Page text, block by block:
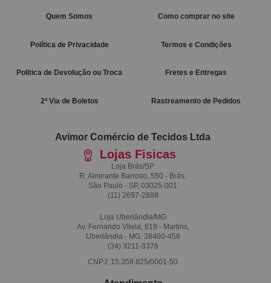
Quem Somos Como comprar no site
Política de Privacidade Termos e Condições
Politica de Devolução ou Troca Fretes e Entregas
2ª Via de Boletos Rastreamento de Pedidos
Avimor Comércio de Tecidos Ltda
Lojas Fisicas
Loja Brás/SP
R. Almirante Barroso, 550 - Brás,
São Paulo - SP, 03025-001
(11) 2697-2888
Loja Uberlândia/MG
Av. Fernando Vilela, 619 - Martins,
Uberlândia - MG, 38400-456
(34) 3211-3376
CNPJ: 15.358.825/0001-50